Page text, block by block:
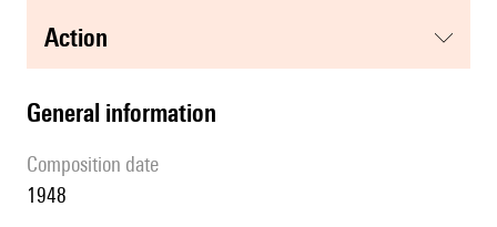
action
general information
composition date
1948